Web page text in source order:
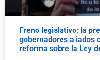
Freno legislativo: la
gobernadores aliados
reforma sobre la Ley